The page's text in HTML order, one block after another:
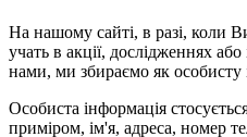
На нашому сайті, в разі, коли
учать в акції, дослідженнях
нами, ми збираємо як особисту
Особиста інформація
приміром, ім'я, адреса, номер